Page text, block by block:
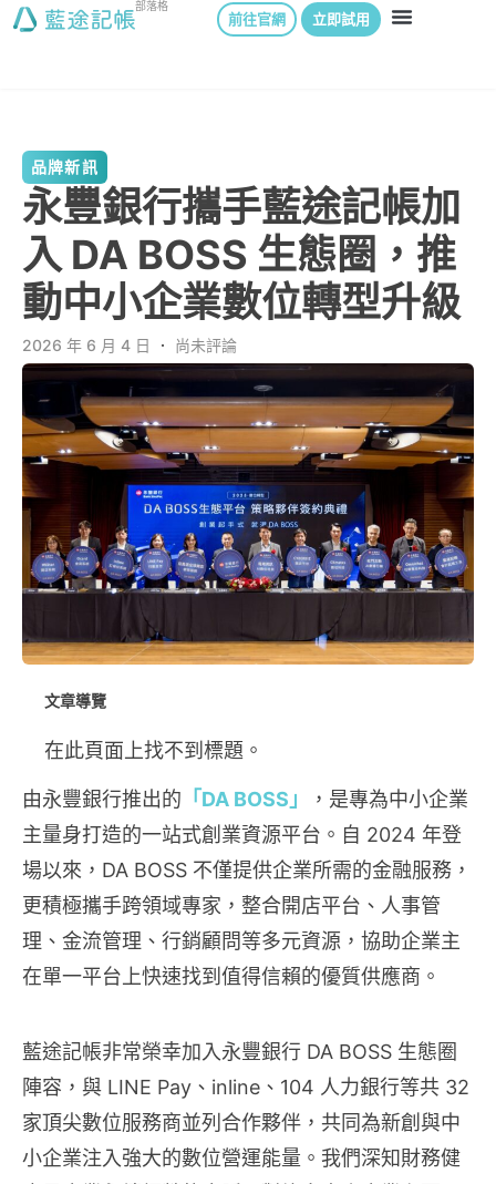
部落格
前往官網 立即試用
品牌新訊
永豐銀行攜手藍途記帳加
入 DA BOSS 生態圈，推
動中小企業數位轉型升級
2026 年 6 月 4 日 ． 尚未評論
文章導覽
在此頁面上找不到標題。
由永豐銀行推出的 「DA BOSS」
，是專為中小企業
主量身打造的一站式創業資源平台。自 2024 年登
場以來，DA BOSS 不僅提供企業所需的金融服務，
更積極攜手跨領域專家，整合開店平台、人事管
理、金流管理、行銷顧問等多元資源，協助企業主
在單一平台上快速找到值得信賴的優質供應商。
藍途記帳非常榮幸加入永豐銀行 DA BOSS 生態圈
陣容，與 LINE Pay、inline、104 人力銀行等共 32
家頂尖數位服務商並列合作夥伴，共同為新創與中
小企業注入強大的數位營運能量。我們深知財務健